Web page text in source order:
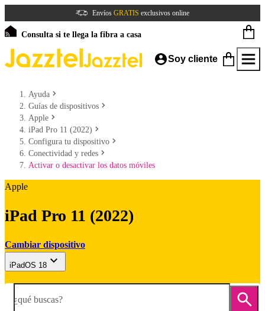
Envíos GRATIS exclusivos online
Consulta si te llega la fibra a casa
Soy cliente
Ayuda
Guías de dispositivos
Apple
iPad Pro 11 (2022)
Configura tu dispositivo
Conectividad y redes
Activar o desactivar los datos móviles
Apple
iPad Pro 11 (2022)
Cambiar dispositivo
iPadOS 18
¿qué buscas?